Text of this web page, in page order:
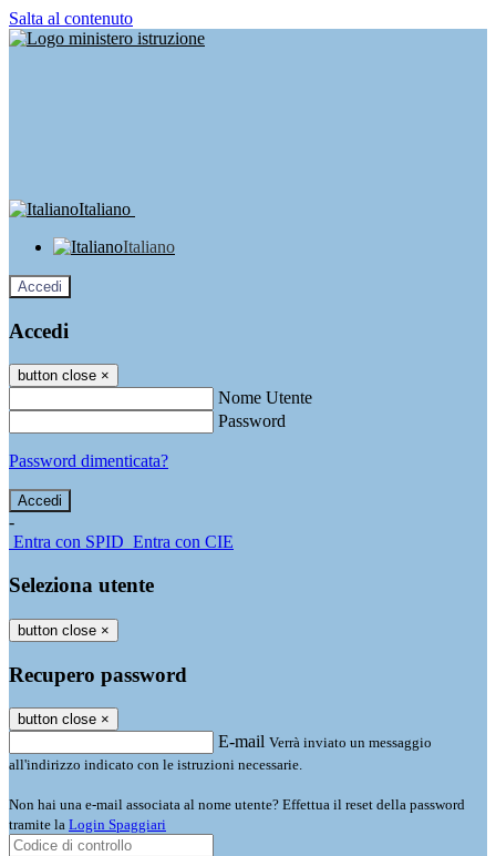
Salta al contenuto
Italiano
Italiano
Accedi
Accedi
button close ×
Nome Utente
Password
Password dimenticata?
-
Entra con SPID Entra con CIE
Seleziona utente
button close ×
Recupero password
button close ×
E-mail Verrà inviato un messaggio
all'indirizzo indicato con le istruzioni necessarie.
Non hai una e-mail associata al nome utente? Effettua il reset della password
tramite la Login Spaggiari